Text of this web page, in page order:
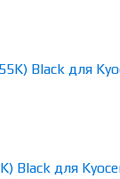
Black для